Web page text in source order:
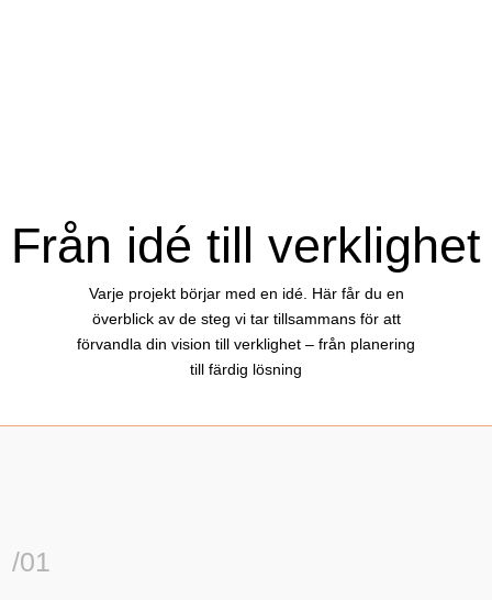
Från idé till verklighet
Varje projekt börjar med en idé. Här får du en
överblick av de steg vi tar tillsammans för att
förvandla din vision till verklighet – från planering
till färdig lösning
/01